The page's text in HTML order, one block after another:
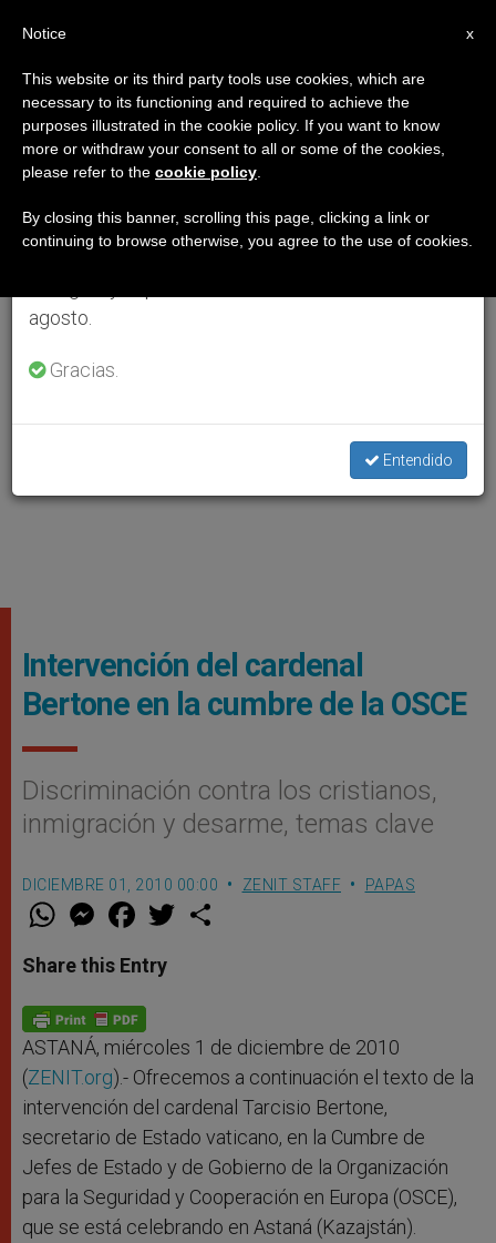
Intervención del cardenal
Bertone en la cumbre de la OSCE
Discriminación contra los cristianos,
inmigración y desarme, temas clave
DICIEMBRE 01, 2010 00:00 ZENIT STAFF PAPAS
W
t
s
p
p
M
e
s
e
g
e
r
F
a
e
b
o
k
w
Share this Entry
ASTANÁ, miércoles 1 de diciembre de 2010
(ZENIT.org).- Ofrecemos a continuación el texto de la
intervención del cardenal Tarcisio Bertone,
secretario de Estado vaticano, en la Cumbre de
Jefes de Estado y de Gobierno de la Organización
para la Seguridad y Cooperación en Europa (OSCE),
que se está celebrando en Astaná (Kazajstán).
×
Aviso importante
Del 27 de julio al 7 de agosto haremos la pausa
anual, aprovechando que en el periodo de verano
se generan menos informaciones y también el
agosto.
Gracias.
Entendido
x
Notice
This website or its third party tools use cookies, which are
necessary to its functioning and required to achieve the
purposes illustrated in the cookie policy. If you want to know
more or withdraw your consent to all or some of the cookies,
please refer to the cookie policy
By closing this banner, scrolling this page, clicking a link or
continuing to browse otherwise, you agree to the use of cookies.